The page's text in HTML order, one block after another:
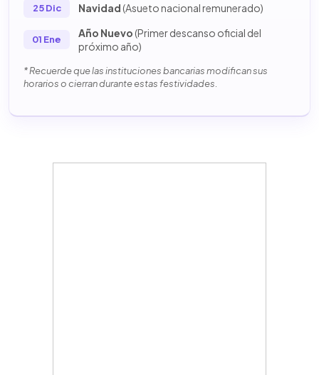
25 Dic Navidad(Asueto nacional remunerado)
01 Ene
Año Nuevo(Primer descanso oficial del
próximo año)
* Recuerde que las instituciones bancarias modifican sus
horarios o cierran durante estas festividades.